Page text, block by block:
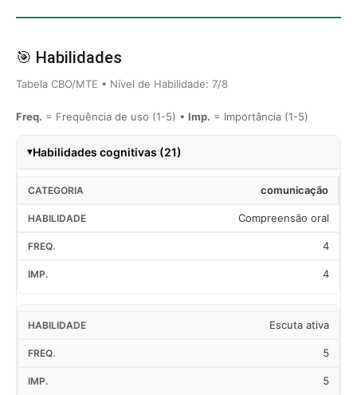
🎯 Habilidades
Tabela CBO/MTE • Nível de Habilidade: 7/8
Freq. = Frequência de uso (1-5) • Imp. = Importância (1-5)
Habilidades cognitivas (21)
comunicação
Compreensão oral
4
4
Escuta ativa
5
5